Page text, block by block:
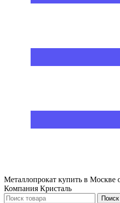
Металлопрокат купить в Москве
Компания Кристаль
Поиск